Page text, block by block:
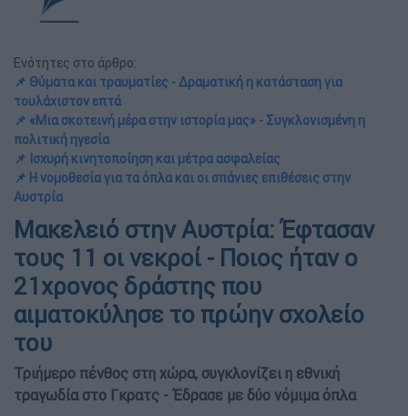
Ενότητες στο άρθρο:
📌 Θύματα και τραυματίες - Δραματική η κατάσταση για
τουλάχιστον επτά
📌 «Μια σκοτεινή μέρα στην ιστορία μας» - Συγκλονισμένη η
πολιτική ηγεσία
📌 Ισχυρή κινητοποίηση και μέτρα ασφαλείας
📌 Η νομοθεσία για τα όπλα και οι σπάνιες επιθέσεις στην
Αυστρία
Μακελειό στην Αυστρία: Έφτασαν
τους 11 οι νεκροί - Ποιος ήταν ο
21χρονος δράστης που
αιματοκύλησε το πρώην σχολείο
του
Τριήμερο πένθος στη χώρα, συγκλονίζει η εθνική
τραγωδία στο Γκρατς - Έδρασε με δύο νόμιμα όπλα